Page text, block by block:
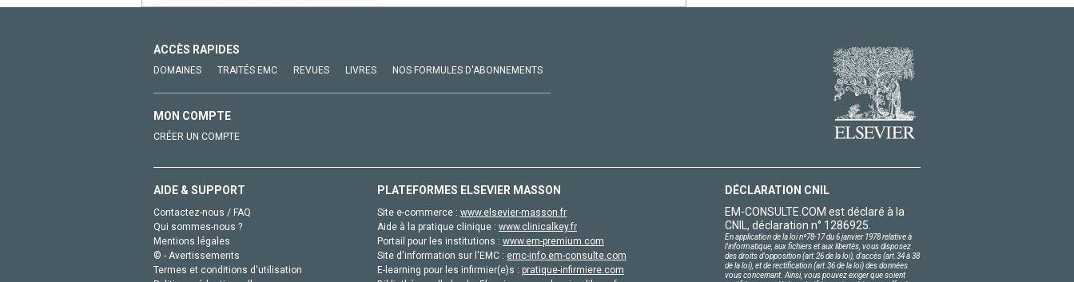
ACCÈS RAPIDES
DOMAINES TRAITÉS EMC REVUES LIVRES NOS FORMULES D'ABONNEMENTS
MON COMPTE
CRÉER UN COMPTE
AIDE & SUPPORT
Contactez-nous / FAQ
Qui sommes-nous ?
Mentions légales
© - Avertissements
Termes et conditions d'utilisation
PLATEFORMES ELSEVIER MASSON
Site e-commerce : www.elsevier-masson.fr
Aide à la pratique clinique : www.clinicalkey.fr
Portail pour les institutions : www.em-premium.com
Site d'information sur l'EMC : emc-info.em-consulte.com
E-learning pour les infirmier(e)s : pratique-infirmiere.com
DÉCLARATION CNIL
EM-CONSULTE.COM est déclaré à la
CNIL, déclaration n° 1286925.
En application de la loi nº78-17 du 6 janvier 1978 relative à
l'informatique, aux fichiers et aux libertés, vous disposez
des droits d'opposition (art.26 de la loi), d'accès (art.34 à 38
de la loi), et de rectification (art.36 de la loi) des données
vous concernant. Ainsi, vous pouvez exiger que soient